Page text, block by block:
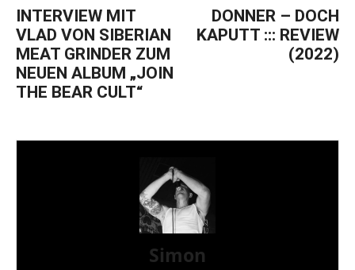
INTERVIEW MIT
VLAD VON SIBERIAN
MEAT GRINDER ZUM
NEUEN ALBUM „JOIN
THE BEAR CULT“
DONNER – DOCH
KAPUTT ::: REVIEW
(2022)
Simon